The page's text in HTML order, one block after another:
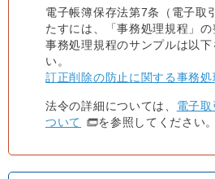
電子帳簿保存法第7条（電子取
たすには、「事務処理規程」の
事務処理規程のサンプルは以下
い。
訂正削除の防止に関する事務処
法令の詳細については、 電子
ついて
を参照してください。